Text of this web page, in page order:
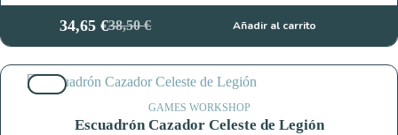
38,50€
El
precio
original
era:
38,50 €.
34,65€El
precio
actual
es:
34,65 €.
Añadir al carrito
GAMES WORKSHOP
Escuadrón Cazador Celeste de Legión